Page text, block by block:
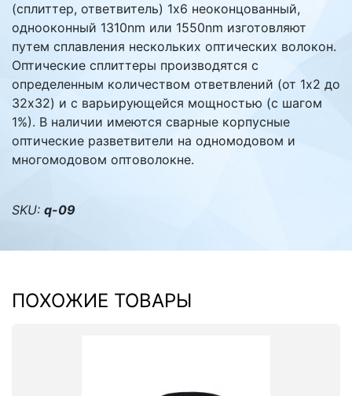
(сплиттер, ответвитель) 1x6 неоконцованный,
однооконный 1310nm или 1550nm изготовляют
путем сплавления нескольких оптических волокон.
Оптические сплиттеры производятся с
определенным количеством ответвлений (от 1x2 до
32x32) и с варьирующейся мощностью (с шагом
1%). В наличии имеются сварные корпусные
оптические разветвители на одномодовом и
многомодовом оптоволокне.
SKU: q-09
ПОХОЖИЕ ТОВАРЫ